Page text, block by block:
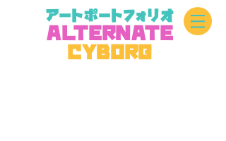
アートポートフォリオ
A LTERNATE
CYBOR G